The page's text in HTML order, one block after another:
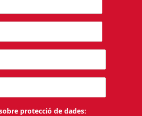
protecció de dades: